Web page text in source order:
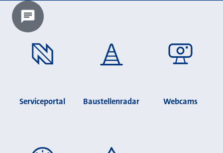
Chatbot laden?
Serviceportal Baustellenradar Webcams